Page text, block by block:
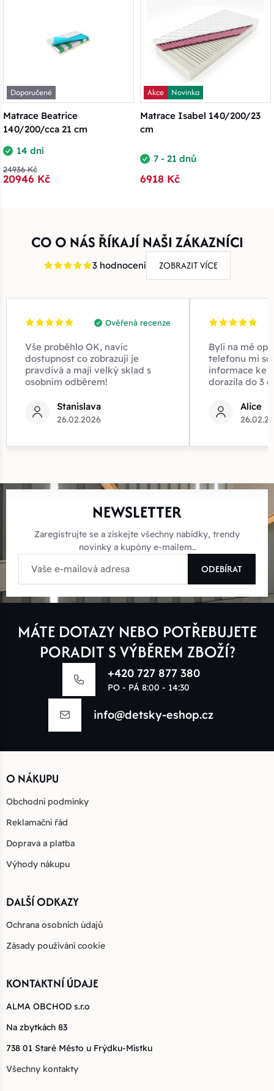
Doporučené
Matrace Beatrice
140/200/cca 21 cm
14 dní
24936 Kč
20946 Kč
Akce
Novinka
Matrace Isabel 140/200/23
cm
7 - 21 dnů
6918 Kč
CO O NÁS ŘÍKAJÍ NAŠI ZÁKAZNÍCI
3 hodnocení ZOBRAZIT VÍCE
Ověřená recenze
Vše proběhlo OK, navíc
dostupnost co zobrazují je
pravdivá a mají velký sklad s
osobním odběrem!
Stanislava
26.02.2026
Byli na mě
telefonu mi
informace ke
dorazila do 3
Alice
NEWSLETTER
Zaregistrujte se a získejte všechny nabídky, trendy
novinky a kupóny e-mailem..
ODEBÍRAT
MÁTE DOTAZY NEBO POTŘEBUJETE
PORADIT S VÝBĚREM ZBOŽÍ?
+420 727 877 380
PO - PÁ 8:00 - 14:30
info@detsky-eshop.cz
O NÁKUPU
Obchodní podmínky
Reklamační řád
Doprava a platba
Výhody nákupu
DALŠÍ ODKAZY
Ochrana osobních údajů
Zásady používání cookie
KONTAKTNÍ ÚDAJE
ALMA OBCHOD s.r.o
Na zbytkách 83
738 01 Staré Město u Frýdku-Místku
Všechny kontakty